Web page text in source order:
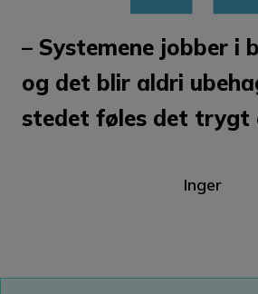
– Systemene jobber i
og det blir aldri
stedet føles det trygt
Inger